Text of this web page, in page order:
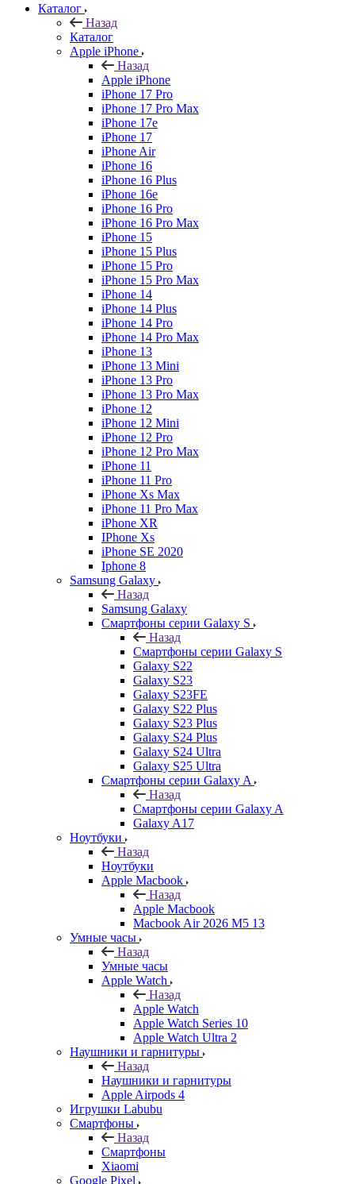
Каталог
Назад
Каталог
Apple iPhone
Назад
Apple iPhone
iPhone 17 Pro
iPhone 17 Pro Max
iPhone 17e
iPhone 17
iPhone Air
iPhone 16
iPhone 16 Plus
iPhone 16e
iPhone 16 Pro
iPhone 16 Pro Max
iPhone 15
iPhone 15 Plus
iPhone 15 Pro
iPhone 15 Pro Max
iPhone 14
iPhone 14 Plus
iPhone 14 Pro
iPhone 14 Pro Max
iPhone 13
iPhone 13 Mini
iPhone 13 Pro
iPhone 13 Pro Max
iPhone 12
iPhone 12 Mini
iPhone 12 Pro
iPhone 12 Pro Max
iPhone 11
iPhone 11 Pro
iPhone Xs Max
iPhone 11 Pro Max
iPhone XR
IPhone Xs
iPhone SE 2020
Iphone 8
Samsung Galaxy
Назад
Samsung Galaxy
Смартфоны серии Galaxy S
Назад
Смартфоны серии Galaxy S
Galaxy S22
Galaxy S23
Galaxy S23FE
Galaxy S22 Plus
Galaxy S23 Plus
Galaxy S24 Plus
Galaxy S24 Ultra
Galaxy S25 Ultra
Смартфоны серии Galaxy A
Назад
Смартфоны серии Galaxy A
Galaxy A17
Ноутбуки
Назад
Ноутбуки
Apple Macbook
Назад
Apple Macbook
Macbook Air 2026 M5 13
Умные часы
Назад
Умные часы
Apple Watch
Назад
Apple Watch
Apple Watch Series 10
Apple Watch Ultra 2
Наушники и гарнитуры
Назад
Наушники и гарнитуры
Apple Airpods 4
Игрушки Labubu
Смартфоны
Назад
Смартфоны
Xiaomi
Google Pixel